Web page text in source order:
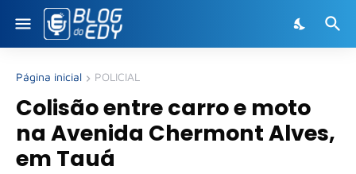
Página inicial POLICIAL
Colisão entre carro e moto
na Avenida Chermont Alves,
em Tauá